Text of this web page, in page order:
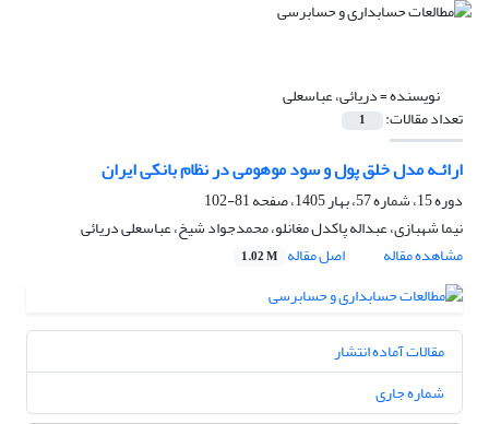
نویسنده =دریائی، عباسعلی
تعداد مقالات: 1
ارائـه مدل خلق پول و سود موهومی در نظام بانکی ایران
دوره 15، شماره 57، بهار 1405، صفحه
81-102
نیما شهبازی، عبداله پاکدل مغانلو، محمدجواد شیخ، عباسعلی دریائی
مشاهده مقاله
اصل مقاله 1.02 M
مقالات آماده انتشار
شماره جاری